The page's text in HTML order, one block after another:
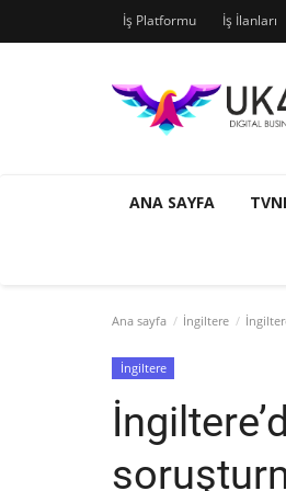
İş Platformu İş İlanları
ANA SAYFA
Ana sayfa İngiltere
İngiltere